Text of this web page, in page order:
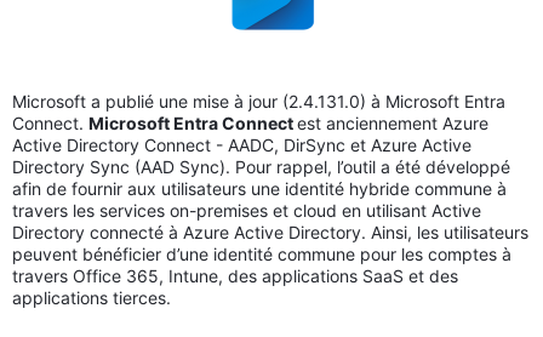
Microsoft a publié une mise à jour (2.4.131.0) à Microsoft Entra
Connect. Microsoft Entra Connectest anciennement Azure
Active Directory Connect - AADC, DirSync et Azure Active
Directory Sync (AAD Sync). Pour rappel, l’outil a été développé
afin de fournir aux utilisateurs une identité hybride commune à
travers les services on-premises et cloud en utilisant Active
Directory connecté à Azure Active Directory. Ainsi, les utilisateurs
peuvent bénéficier d’une identité commune pour les comptes à
travers Office 365, Intune, des applications SaaS et des
applications tierces.